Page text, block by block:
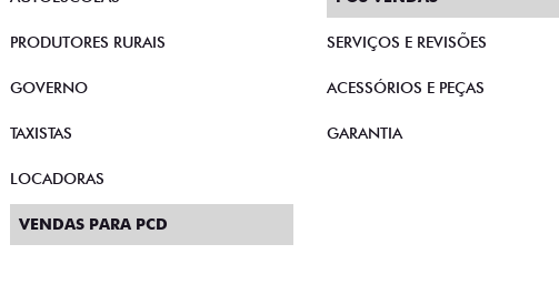
PRODUTORES RURAIS
GOVERNO
TAXISTAS
LOCADORAS
VENDAS PARA PCD
SERVIÇOS E REVISÕES
ACESSÓRIOS E PEÇAS
GARANTIA